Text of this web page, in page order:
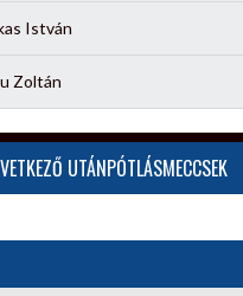
István
Zoltán
UTÁNPÓTLÁSMECCSEK